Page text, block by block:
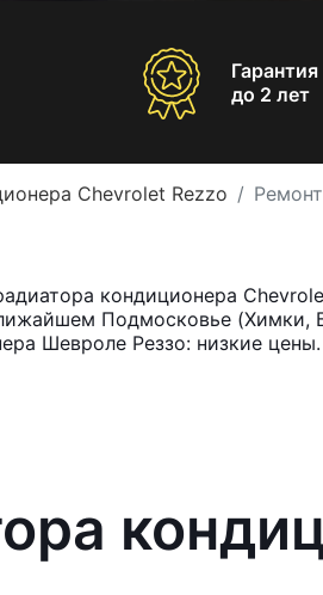
Гарантия
до 2 лет
Chevrolet Rezzo
кондиционера
Подмосковье (Химки,
Шевроле Реззо: низкие цены.